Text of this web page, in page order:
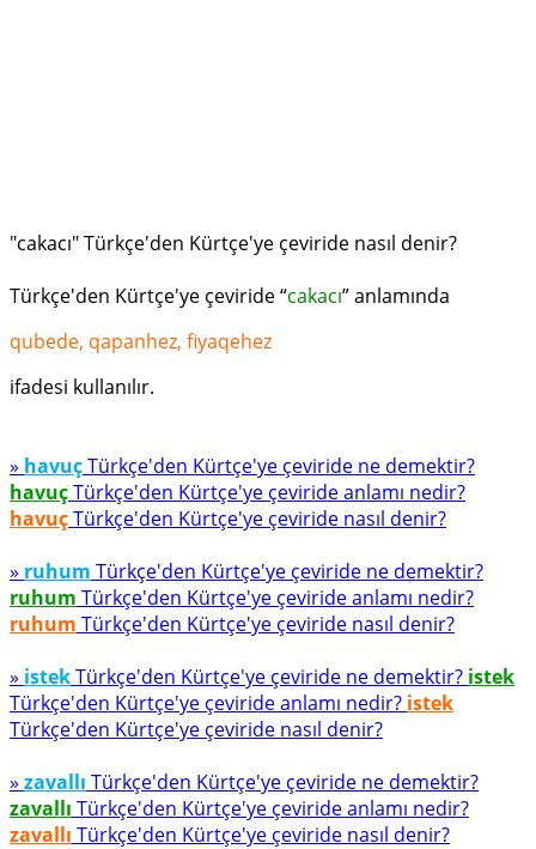
"cakacı" Türkçe'den Kürtçe'ye çeviride nasıl denir?
Türkçe'den Kürtçe'ye çeviride “cakacı” anlamında
qubede, qapanhez, fiyaqehez
ifadesi kullanılır.
» havuçTürkçe'den Kürtçe'ye çeviride ne demektir?
havuçTürkçe'den Kürtçe'ye çeviride anlamı nedir?
havuçTürkçe'den Kürtçe'ye çeviride nasıl denir?
» ruhum Türkçe'den Kürtçe'ye çeviride ne demektir?
ruhum Türkçe'den Kürtçe'ye çeviride anlamı nedir?
ruhum Türkçe'den Kürtçe'ye çeviride nasıl denir?
» istekTürkçe'den Kürtçe'ye çeviride ne demektir? istek
Türkçe'den Kürtçe'ye çeviride anlamı nedir? istek
Türkçe'den Kürtçe'ye çeviride nasıl denir?
» zavallı Türkçe'den Kürtçe'ye çeviride ne demektir?
zavallı Türkçe'den Kürtçe'ye çeviride anlamı nedir?
zavallı Türkçe'den Kürtçe'ye çeviride nasıl denir?